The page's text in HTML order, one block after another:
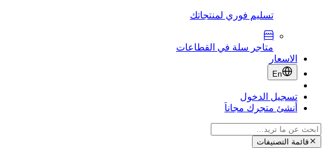
تسليم فوري لمنتجاتك
متاجر سلة في القطاعات
الاسعار
En
تسجيل الدخول
أنشئ متجرك مجاناَ
قائمة التصنيفات